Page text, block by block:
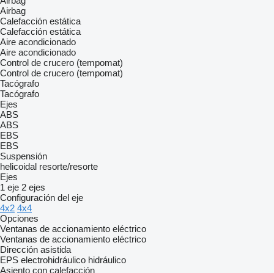
Airbag
Calefacción estática
Calefacción estática
Aire acondicionado
Aire acondicionado
Control de crucero (tempomat)
Control de crucero (tempomat)
Tacógrafo
Tacógrafo
Ejes
ABS
ABS
EBS
EBS
Suspensión
helicoidal resorte/resorte
Ejes
1 eje 2 ejes
Configuración del eje
4x2 4x4
Opciones
Ventanas de accionamiento eléctrico
Ventanas de accionamiento eléctrico
Dirección asistida
EPS electrohidráulico hidráulico
Asiento con calefacción